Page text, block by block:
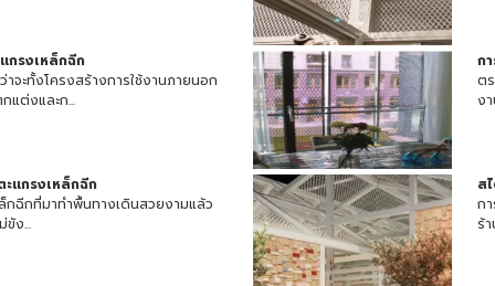
กรงเหล็กฉีก
จะทั้งโครงสร้างการใช้งานภายนอก
แต่งและก...
ก
ต
ง
แกรงเหล็กฉีก
กฉีกที่มาทำพื้นทางเดินสวยงามแล้ว
ง...
ส
ก
ร้